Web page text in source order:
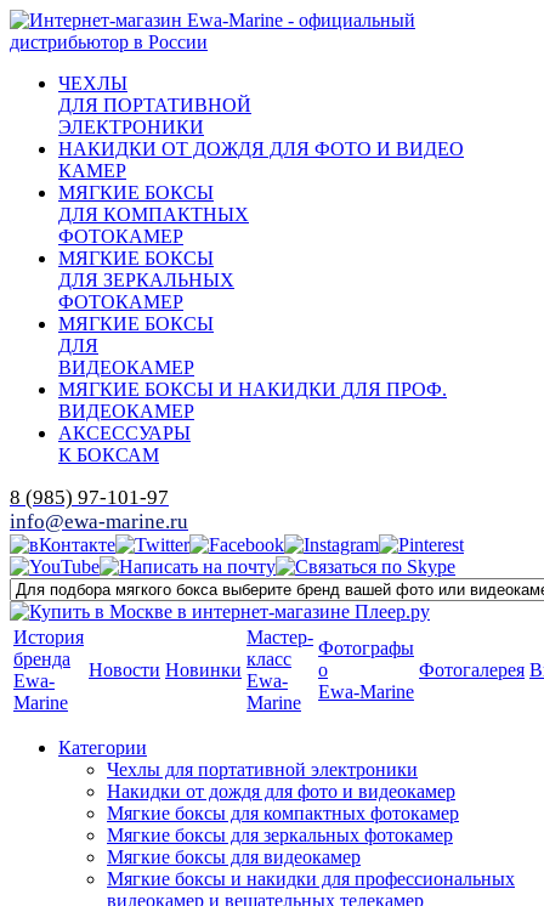
ЧЕХЛЫ
ДЛЯ ПОРТАТИВНОЙ
ЭЛЕКТРОНИКИ
НАКИДКИ ОТ ДОЖДЯ ДЛЯ ФОТО И ВИДЕО
КАМЕР
МЯГКИЕ БОКСЫ
ДЛЯ КОМПАКТНЫХ
ФОТОКАМЕР
МЯГКИЕ БОКСЫ
ДЛЯ ЗЕРКАЛЬНЫХ
ФОТОКАМЕР
МЯГКИЕ БОКСЫ
ДЛЯ
ВИДЕОКАМЕР
МЯГКИЕ БОКСЫ И НАКИДКИ ДЛЯ ПРОФ.
ВИДЕОКАМЕР
АКСЕССУАРЫ
К БОКСАМ
8 (985) 97-101-97
info@ewa-marine.ru
История
бренда
Ewa-
Marine
Новости Новинки
Мастер-
класс
Ewa-
Marine
Фотографы
о
Ewa-Marine
Фотогалерея
Категории
Чехлы для портативной электроники
Накидки от дождя для фото и видеокамер
Мягкие боксы для компактных фотокамер
Мягкие боксы для зеркальных фотокамер
Мягкие боксы для видеокамер
Мягкие боксы и накидки для профессиональных
видеокамер и вещательных телекамер